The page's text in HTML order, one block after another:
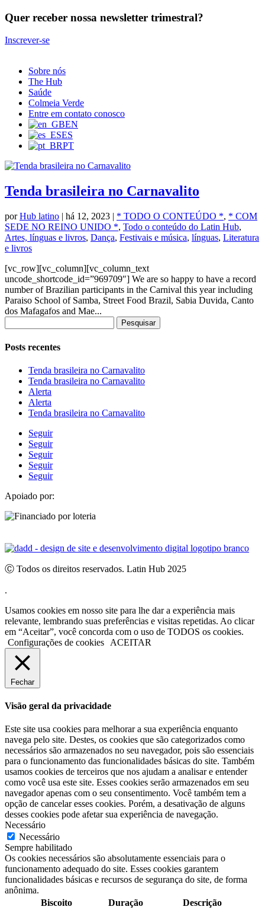
Quer receber nossa newsletter trimestral?
Inscrever-se
Sobre nós
The Hub
Saúde
Colmeia Verde
Entre em contato conosco
EN
ES
PT
Tenda brasileira no Carnavalito
porHub latino | há 12, 2023 | * TODO O CONTEÚDO *, * COM
SEDE NO REINO UNIDO *, Todo o conteúdo do Latin Hub,
Artes, línguas e livros, Dança, Festivais e música, línguas, Literatura
e livros
[vc_row][vc_column][vc_column_text
uncode_shortcode_id=”969709″] We are so happy to have a record
number of Brazilian participants in the Carnival this year including
Paraiso School of Samba, Street Food Brazil, Sabia Duvida, Canto
dos Mafagafos and Mae...
por:
Posts recentes
Tenda brasileira no Carnavalito
Tenda brasileira no Carnavalito
Alerta
Alerta
Tenda brasileira no Carnavalito
Seguir
Seguir
Seguir
Seguir
Seguir
Apoiado por:
Ⓒ Todos os direitos reservados. Latin Hub 2025
.
Usamos cookies em nosso site para lhe dar a experiência mais
relevante, lembrando suas preferências e visitas repetidas. Ao clicar
em “Aceitar”, você concorda com o uso de TODOS os cookies.
Configurações de cookies
ACEITAR
Fechar
Visão geral da privacidade
Este site usa cookies para melhorar a sua experiência enquanto
navega pelo site. Destes, os cookies que são categorizados como
necessários são armazenados no seu navegador, pois são essenciais
para o funcionamento das funcionalidades básicas do site. Também
usamos cookies de terceiros que nos ajudam a analisar e entender
como você usa este site. Esses cookies serão armazenados em seu
navegador apenas com o seu consentimento. Você também tem a
opção de cancelar esses cookies. Porém, a desativação de alguns
desses cookies pode afetar sua experiência de navegação.
Necessário
Necessário
Sempre habilitado
Os cookies necessários são absolutamente essenciais para o
funcionamento adequado do site. Esses cookies garantem
funcionalidades básicas e recursos de segurança do site, de forma
anônima.
Biscoito
Duração Descrição